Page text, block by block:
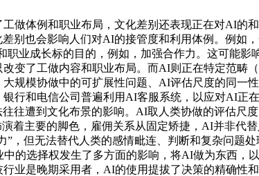
体例和职业布局，文化差别还表现正在对AI的
别也会影响人们对AI的接管度和利用体例。例如
业成长标的目的，例如，加强合作力。这可能
变了工做内容和职业布局。而AI则正在特定范畴
规模协做中的可扩展性问题、AI评估尺度的同
行和电信公司普遍利用AI客服系统，以应对AI正
往遭到文化布景的影响。AI取人类协做的评估尺
着主要的脚色，雇佣关系从固定矫捷，AI并非代
，但无法替代人类的感情毗连、判断和复杂问题
的选择权发生了多方面的影响，将AI做为东西，
业是晚期采用者，AI的使用提拔了决策的精确性